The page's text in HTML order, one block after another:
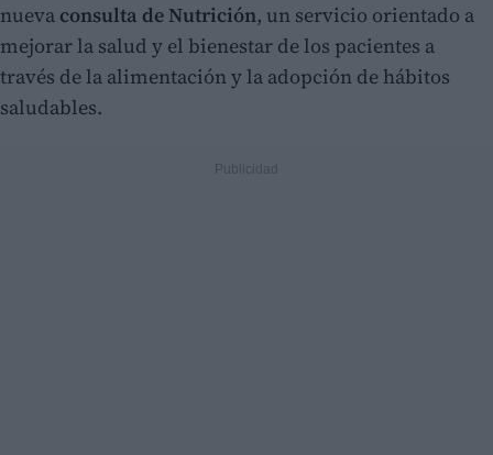
nueva consulta de Nutrición, un servicio orientado a
mejorar la salud y el bienestar de los pacientes a
través de la alimentación y la adopción de hábitos
saludables.